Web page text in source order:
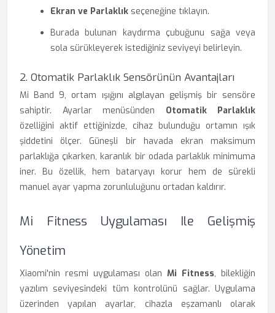
Ekran ve Parlaklık seçeneğine tıklayın.
Burada bulunan kaydırma çubuğunu sağa veya
sola sürükleyerek istediğiniz seviyeyi belirleyin.
2. Otomatik Parlaklık Sensörünün Avantajları
Mi Band 9, ortam ışığını algılayan gelişmiş bir sensöre
sahiptir. Ayarlar menüsünden Otomatik Parlaklık
özelliğini aktif ettiğinizde, cihaz bulunduğu ortamın ışık
şiddetini ölçer. Güneşli bir havada ekran maksimum
parlaklığa çıkarken, karanlık bir odada parlaklık minimuma
iner. Bu özellik, hem bataryayı korur hem de sürekli
manuel ayar yapma zorunluluğunu ortadan kaldırır.
Mi Fitness Uygulaması Ile Gelişmiş
Yönetim
Xiaomi'nin resmi uygulaması olan Mi Fitness, bilekliğin
yazılım seviyesindeki tüm kontrolünü sağlar. Uygulama
üzerinden yapılan ayarlar, cihazla eşzamanlı olarak